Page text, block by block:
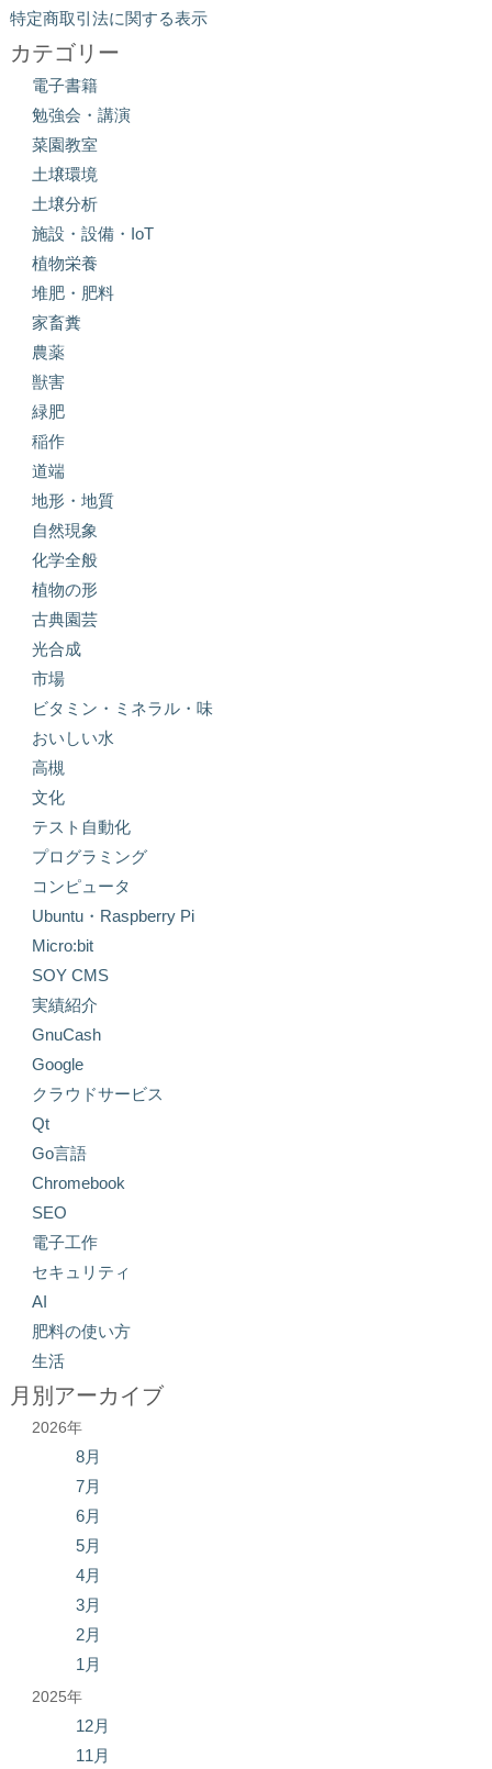
特定商取引法に関する表示
カテゴリー
電子書籍
勉強会・講演
菜園教室
土壌環境
土壌分析
施設・設備・IoT
植物栄養
堆肥・肥料
家畜糞
農薬
獣害
緑肥
稲作
道端
地形・地質
自然現象
化学全般
植物の形
古典園芸
光合成
市場
ビタミン・ミネラル・味
おいしい水
高槻
文化
テスト自動化
プログラミング
コンピュータ
Ubuntu・Raspberry Pi
Micro:bit
SOY CMS
実績紹介
GnuCash
Google
クラウドサービス
Qt
Go言語
Chromebook
SEO
電子工作
セキュリティ
AI
肥料の使い方
生活
月別アーカイブ
2026年
8月
7月
6月
5月
4月
3月
2月
1月
2025年
12月
11月